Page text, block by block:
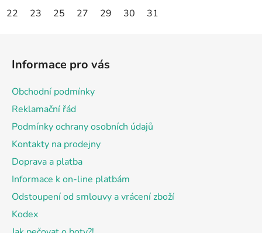
22 23 25 27 29 30 31
Informace pro vás
Obchodní podmínky
Reklamační řád
Podmínky ochrany osobních údajů
Kontakty na prodejny
Doprava a platba
Informace k on-line platbám
Odstoupení od smlouvy a vrácení zboží
Kodex